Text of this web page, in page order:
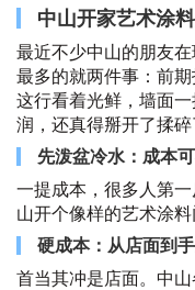
中山开家艺术涂
最近不少中山的朋友
最多的就两件事：前
这行看着光鲜，墙面
润，还真得掰开了揉碎
先泼盆冷水：成本
一提成本，很多人第
山开个像样的艺术涂料
硬成本：从店面到
首当其冲是店面。中